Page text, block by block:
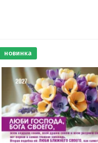
новинка